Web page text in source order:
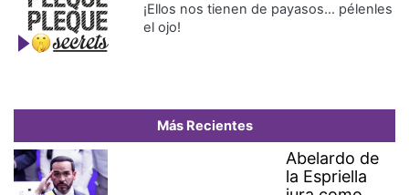
¡Ellos nos tienen de payasos… pélenles
el ojo!
Más Recientes
Abelardo de
la Espriella